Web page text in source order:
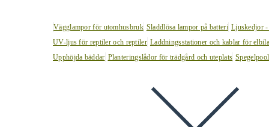
Vägglampor för utomhusbruk Sladdlösa lampor på batteri Ljuskedjor
UV-ljus för reptiler och reptiler Laddningsstationer och kablar för
Upphöjda bäddar Planteringslådor för trädgård och uteplats Spegelpool